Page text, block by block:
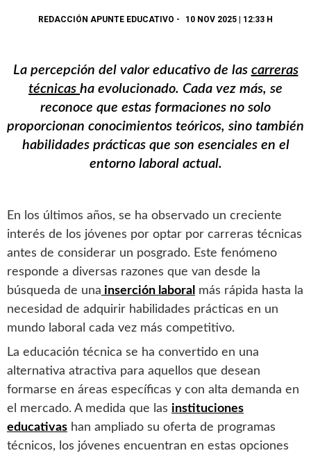
REDACCIÓN APUNTE EDUCATIVO - 10 NOV 2025 | 12:33 H
La percepción del valor educativo de las carreras
técnicas ha evolucionado. Cada vez más, se
reconoce que estas formaciones no solo
proporcionan conocimientos teóricos, sino también
habilidades prácticas que son esenciales en el
entorno laboral actual.
En los últimos años, se ha observado un creciente
interés de los jóvenes por optar por carreras técnicas
antes de considerar un posgrado. Este fenómeno
responde a diversas razones que van desde la
búsqueda de una inserción laboral más rápida hasta la
necesidad de adquirir habilidades prácticas en un
mundo laboral cada vez más competitivo.
La educación técnica se ha convertido en una
alternativa atractiva para aquellos que desean
formarse en áreas específicas y con alta demanda en
el mercado. A medida que las instituciones
educativas han ampliado su oferta de programas
técnicos, los jóvenes encuentran en estas opciones